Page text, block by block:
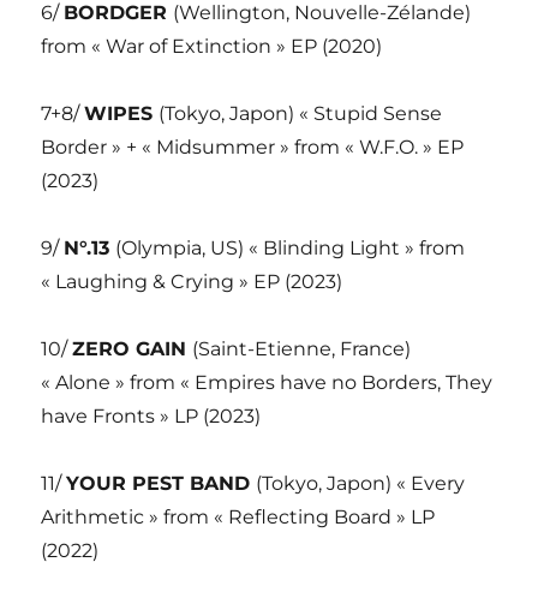
6/ BORDGER (Wellington, Nouvelle-Zélande)
from « War of Extinction » EP (2020)
7+8/WIPES (Tokyo, Japon) « Stupid Sense
Border » + « Midsummer » from « W.F.O. » EP
(2023)
9/ N°.13 (Olympia, US) « Blinding Light » from
« Laughing & Crying » EP (2023)
10/ZERO GAIN (Saint-Etienne, France)
« Alone » from « Empires have no Borders, They
have Fronts » LP (2023)
11/YOUR PEST BAND (Tokyo, Japon) « Every
Arithmetic » from « Reflecting Board » LP
(2022)